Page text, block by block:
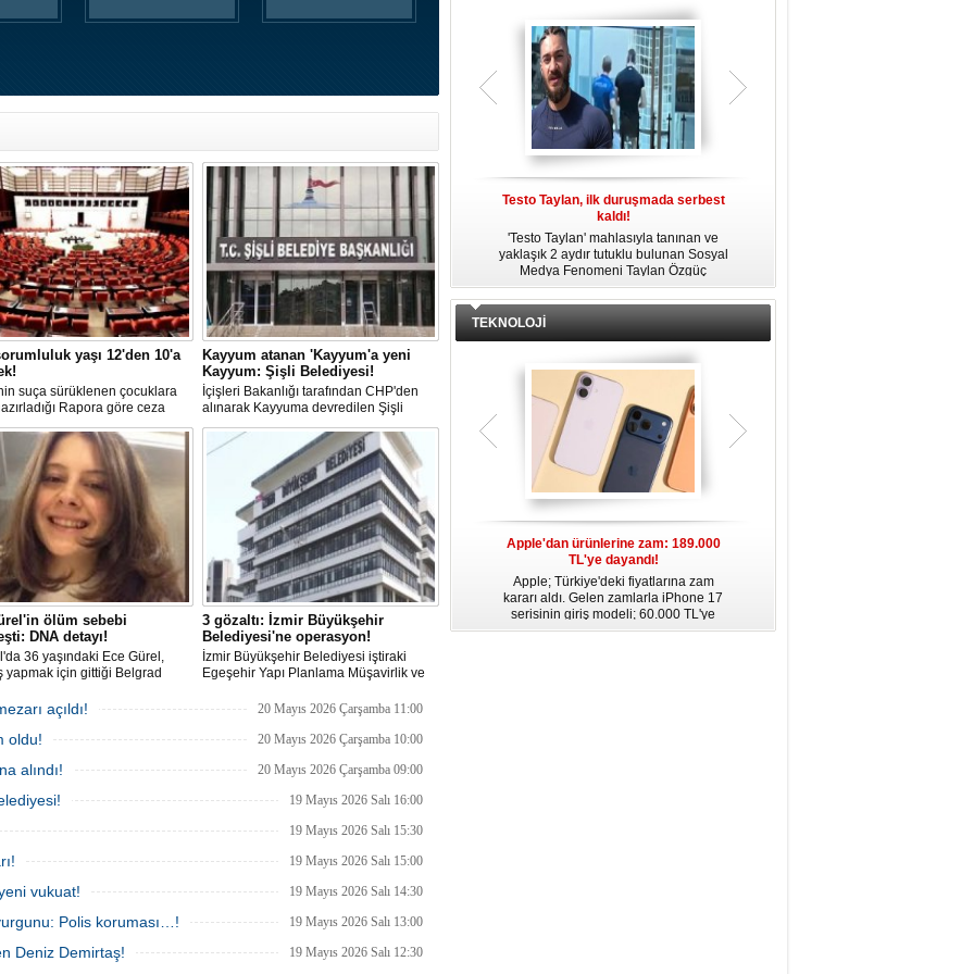
yaşı 12'den 10'a
suça sürüklenen çocuklara
Rapora göre ceza
yaşının; 12'den 10'a
planlanıyor.
Kayyum atanan 'Kayyum'a yeni
Kayyum: Şişli Belediyesi!
İçişleri Bakanlığı tarafından CHP'den
alınarak Kayyuma devredilen Şişli
Belediyesinde bir hafta içinde 2. kez
Kayyum değişti.
ölüm sebebi
DNA detayı!
36 yaşındaki Ece Gürel,
yapmak için gittiği Belgrad
4 gün sonra sağ bulunan ancak
hastanede hayatını
Ece'nin ölümüyle ilgili
yer aldı.
3 gözaltı: İzmir Büyükşehir
Belediyesi'ne operasyon!
İzmir Büyükşehir Belediyesi iştiraki
Egeşehir Yapı Planlama Müşavirlik ve
karıştırma' operasyonu düzenlendi. 4
tarafınca gözaltına alındı.
açıldı! 20 Mayıs 2026 Çarşamba 11:00
oldu! 20 Mayıs 2026 Çarşamba 10:00
alındı! 20 Mayıs 2026 Çarşamba 09:00
19 Mayıs 2026 Salı 16:00
19 Mayıs 2026 Salı 15:30
19 Mayıs 2026 Salı 15:00
vukuat! 19 Mayıs 2026 Salı 14:30
Polis koruması…! 19 Mayıs 2026 Salı 13:00
Deniz Demirtaş! 19 Mayıs 2026 Salı 12:30
Testo Taylan, ilk duruşmada serbest
kaldı!
'Testo Taylan' mahlasıyla tanınan ve
yaklaşık 2 aydır tutuklu bulunan Sosyal
Medya Fenomeni Taylan Özgüç
Danyıldız, çıktığı ilk duruşmada serbest
bırakıldı.
Güney, 'Ev Hapsi' şartıyla serbest
TEKNOLOJİ
Apple'dan ürünlerine zam: 189.000
TL'ye dayandı!
Apple; Türkiye'deki fiyatlarına zam
kararı aldı. Gelen zamlarla iPhone 17
serisinin giriş modeli; 60.000 TL'ye
dayanırken, Pro Max 189.000 TL
Cook’un yerine Donanım Mühendisliği